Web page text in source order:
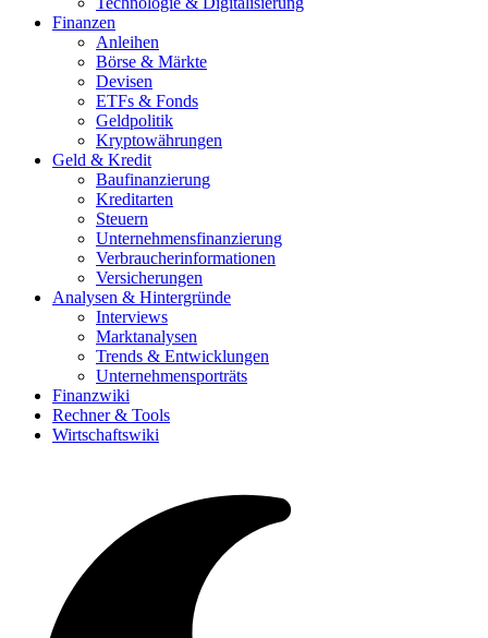
Finanzen
Anleihen
Börse & Märkte
Devisen
ETFs & Fonds
Geldpolitik
Kryptowährungen
Geld & Kredit
Baufinanzierung
Kreditarten
Steuern
Unternehmensfinanzierung
Verbraucherinformationen
Versicherungen
Analysen & Hintergründe
Interviews
Marktanalysen
Trends & Entwicklungen
Unternehmensporträts
Finanzwiki
Rechner & Tools
Wirtschaftswiki